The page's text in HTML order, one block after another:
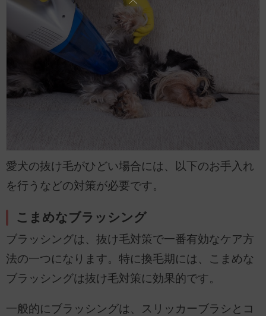
愛犬の抜け毛がひどい場合には、以下のお手入れ
を行うなどの対策が必要です。
こまめなブラッシング
ブラッシングは、抜け毛対策で一番有効なケア方
法の一つになります。特に換毛期には、こまめな
ブラッシングは抜け毛対策に効果的です。
一般的にブラッシングは、スリッカーブラシとコ